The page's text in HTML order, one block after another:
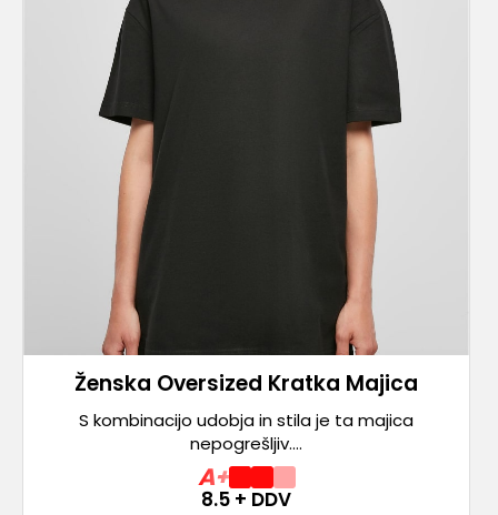
Ženska Oversized Kratka Majica
S kombinacijo udobja in stila je ta majica
nepogrešljiv....
A+
8.5 + DDV